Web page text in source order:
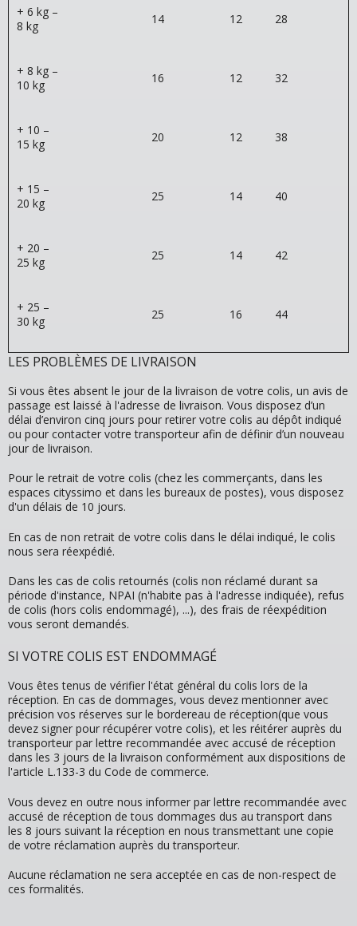
+ 6 kg –
8 kg
14 12 28
+ 8 kg –
10 kg
16 12 32
+ 10 –
15 kg
20 12 38
+ 15 –
20 kg
25 14 40
+ 20 –
25 kg
25 14 42
+ 25 –
30 kg
25 16 44
LES PROBLÈMES DE LIVRAISON
Si vous êtes absent le jour de la livraison de votre colis, un avis de
passage est laissé à l'adresse de livraison. Vous disposez d’un
délai d’environ cinq jours pour retirer votre colis au dépôt indiqué
ou pour contacter votre transporteur afin de définir d’un nouveau
jour de livraison.
Pour le retrait de votre colis (chez les commerçants, dans les
espaces cityssimo et dans les bureaux de postes), vous disposez
d'un délais de 10 jours.
En cas de non retrait de votre colis dans le délai indiqué, le colis
nous sera réexpédié.
Dans les cas de colis retournés (colis non réclamé durant sa
période d'instance, NPAI (n'habite pas à l'adresse indiquée), refus
de colis (hors colis endommagé), ...), des frais de réexpédition
vous seront demandés.
SI VOTRE COLIS EST ENDOMMAGÉ
Vous êtes tenus de vérifier l'état général du colis lors de la
réception. En cas de dommages, vous devez mentionner avec
précision vos réserves sur le bordereau de réception(que vous
devez signer pour récupérer votre colis), et les réitérer auprès du
transporteur par lettre recommandée avec accusé de réception
dans les 3 jours de la livraison conformément aux dispositions de
l'article L.133-3 du Code de commerce.
Vous devez en outre nous informer par lettre recommandée avec
accusé de réception de tous dommages dus au transport dans
les 8 jours suivant la réception en nous transmettant une copie
de votre réclamation auprès du transporteur.
Aucune réclamation ne sera acceptée en cas de non-respect de
ces formalités.